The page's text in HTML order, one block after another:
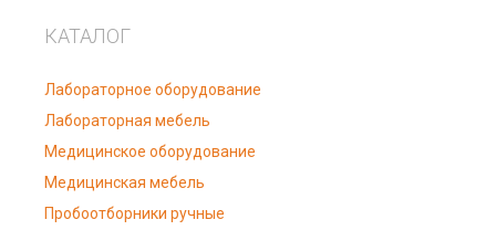
КАТАЛОГ
Лабораторное оборудование
Лабораторная мебель
Медицинское оборудование
Медицинская мебель
Пробоотборники ручные